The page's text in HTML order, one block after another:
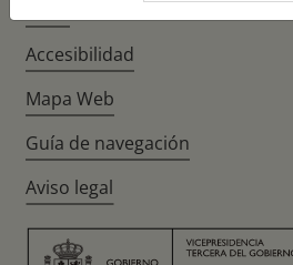
Accesibilidad
Mapa Web
Guía de navegación
Aviso legal